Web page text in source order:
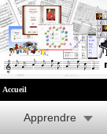
Accueil
Apprendre